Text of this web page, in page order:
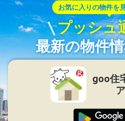
お気に入りの物件を
プッシュ
最新の物件
goo住